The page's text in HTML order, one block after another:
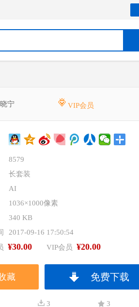
晓宁 VIP会员
8579
长套装
AI
1036×1000像素
340 KB
2017-09-16 17:50:54
¥30.00 VIP会员 ¥20.00
藏 免费下载
3 3